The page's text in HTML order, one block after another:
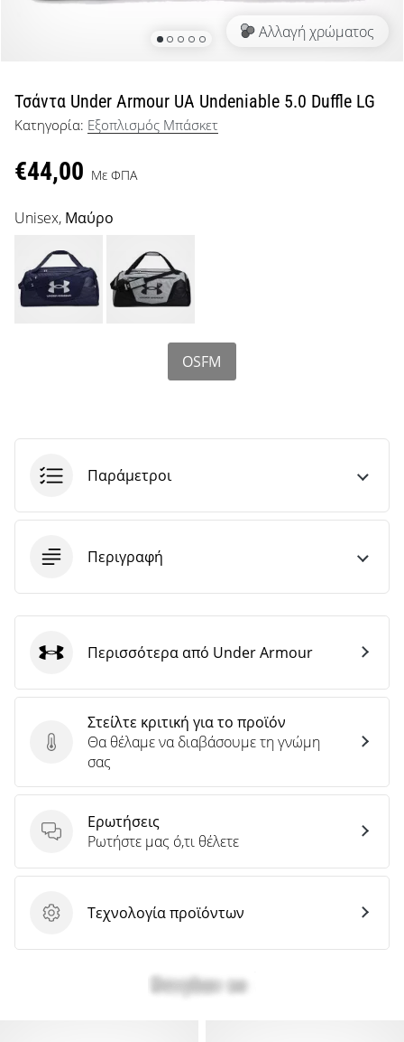
μπάσκετ
μπάσκετ
όπως
εμείς;
μαζί
ως
πρεσβευτής
μάρκας
μας.
Αλλαγή χρώματος
Τσάντα Under Armour UA Undeniable 5.0 Duffle LG
Κατηγορία: Εξοπλισμός Μπάσκετ
€44,00 Με ΦΠΑ
Unisex, Μαύρο
OSFM
Παράμετροι
Περιγραφή
Στείλτε κριτική για το προϊόν
Στείλτε κριτική για το προϊόν
Θα θέλαμε να διαβάσουμε τη γνώμη
σας
Ερωτήσεις
Ερωτήσεις
Ρωτήστε μας ό,τι θέλετε
Τεχνολογία προϊόντων
Τεχνολογία προϊόντων
Under Armour
Περισσότερα από Under Armour